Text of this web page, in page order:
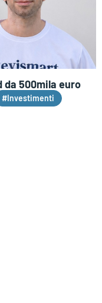
da 500mila euro
#Investimenti